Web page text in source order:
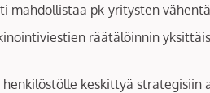
mahdollistaa pk-yritysten
räätälöinnin
keskittyä strategisiin